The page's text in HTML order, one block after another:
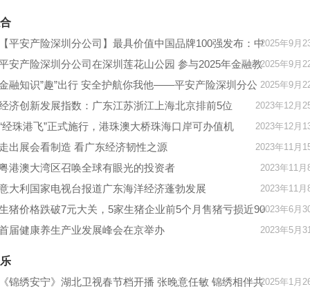
平安产险深圳分公司】最具价值中国品牌100强发布：中
平安位列中国品牌第九
2025年9月
安产险深圳分公司在深圳莲花山公园 参与2025年金融教
宣传周启动仪式活动
2025年9月
融知识”趣”出行 安全护航你我他——平安产险深圳分公
打造移动金融课堂
2025年9月
济创新发展指数：广东江苏浙江上海北京排前5位 2023年12月
经珠港飞”正式施行，港珠澳大桥珠海口岸可办值机 2023年12月
出展会看制造 看广东经济韧性之源 2023年11月
港澳大湾区召唤全球有眼光的投资者 2023年11月
大利国家电视台报道广东海洋经济蓬勃发展 2023年11月
猪价格跌破7元大关，5家生猪企业前5个月售猪亏损近90
元，多家上市公司优化产能
2023年6月
届健康养生产业发展峰会在京举办 2023年5月
锦绣安宁》湖北卫视春节档开播 张晚意任敏 锦绣相伴共2025年1月